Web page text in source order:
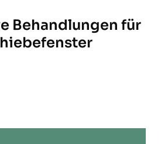
Behandlungen für